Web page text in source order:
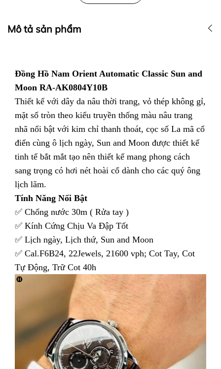
Mô tả sản phẩm
Đồng Hồ Nam Orient Automatic Classic Sun and
Moon RA-AK0804Y10B
Thiết kế với dây da nâu thời trang, vỏ thép không gỉ,
mặt số tròn theo kiểu truyền thống màu nâu trang
nhã nổi bật với kim chỉ thanh thoát, cọc số La mã cổ
điển cùng ô lịch ngày, Sun and Moon được thiết kế
tinh tế bắt mắt tạo nên thiết kế mang phong cách
sang trọng có hơi nét hoài cổ dành cho các quý ông
lịch lãm.
Tính Năng Nổi Bật
✅ Chống nước 30m ( Rửa tay )
✅ Kính Cứng Chịu Va Đập Tốt
✅ Lịch ngày, Lịch thứ, Sun and Moon
✅ Cal.F6B24, 22Jewels, 21600 vph; Cot Tay, Cot
Tự Động, Trữ Cot 40h